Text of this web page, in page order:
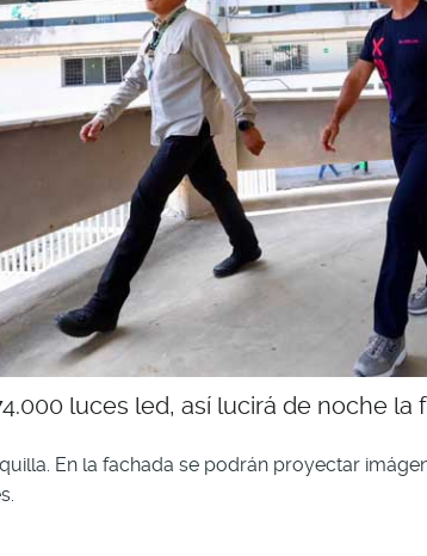
luces led, así lucirá de noche
En la fachada se podrán proyectar